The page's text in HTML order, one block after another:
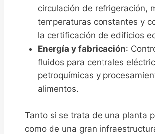
circulación de refrigeración,
temperaturas constantes y
la certificación de edificios
Energía y fabricación:
fluidos para centrales
petroquímicas y
alimentos.
Tanto si se trata de una planta
como de una gran